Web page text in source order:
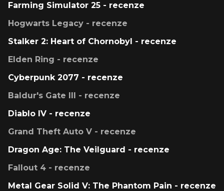
Farming Simulator 25 - recenze
Hogwarts Legacy - recenze
Stalker 2: Heart of Chornobyl - recenze
Elden Ring - recenze
Cyberpunk 2077 - recenze
Baldur's Gate III - recenze
Diablo IV - recenze
Grand Theft Auto V - recenze
Dragon Age: The Veilguard - recenze
Fallout 4 - recenze
Metal Gear Solid V: The Phantom Pain - recenze